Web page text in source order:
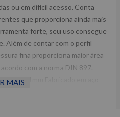
ou em difícil acesso. Conta
que proporciona ainda mais
forte, seu uso consegue
Além de contar com o perfil
fina proporciona maior área
com a norma DIN 897.
10x11mm Fabricado em aço
MAIS